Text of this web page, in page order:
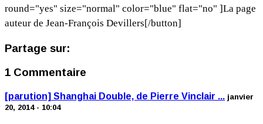
round="yes" size="normal" color="blue" flat="no" ]La page
auteur de Jean-François Devillers[/button]
Partage sur:
1 Commentaire
[parution] Shanghai Double, de Pierre Vinclair ... janvier
20, 2014 - 10:04